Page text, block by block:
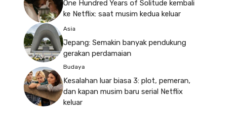
One Hundred Years of Solitude kembali
ke Netflix: saat musim kedua keluar
Asia
Jepang: Semakin banyak pendukung
gerakan perdamaian
Budaya
Kesalahan luar biasa 3: plot, pemeran,
dan kapan musim baru serial Netflix
keluar